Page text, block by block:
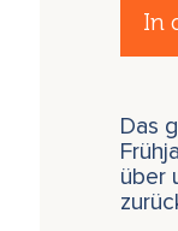
In
Das
über